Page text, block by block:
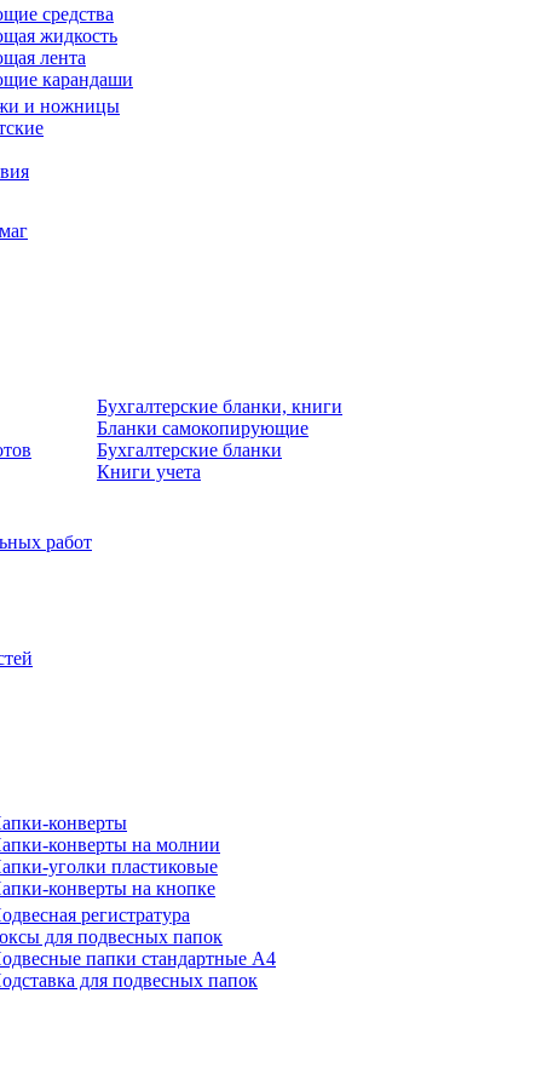
средства
жидкость
лента
карандаши
и ножницы
Бухгалтерские бланки, книги
Бланки самокопирующие
Бухгалтерские бланки
Книги учета
работ
конверты
конверты на молнии
уголки пластиковые
конверты на кнопке
регистратура
для подвесных папок
папки стандартные А4
для подвесных папок